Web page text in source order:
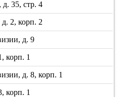
35, стр. 4
2, корп. 2
д. 9
корп. 1
д. 8, корп. 1
корп. 1